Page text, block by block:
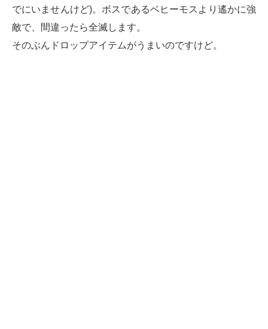
でにいませんけど)。ボスであるベヒーモスより遙かに強
敵で、間違ったら全滅します。
そのぶんドロップアイテムがうまいのですけど。